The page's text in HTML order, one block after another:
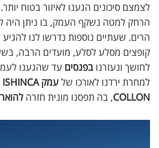
לצמצם סיכונים הגענו לאיזור בטוח יותר.
הרחק למטה נשקף העמק, בו ניתן היה
הרים. שעתיים נוספות נדרשו לנו
קופצים מסלע לסלע, מועדים הרבה,
לחושך ונעזרנו בפנסים עד שהגענו
למחרת ירדנו לאורכו שלעמק ISHINCA
COLLON, בה תפסנו מונית חזרה